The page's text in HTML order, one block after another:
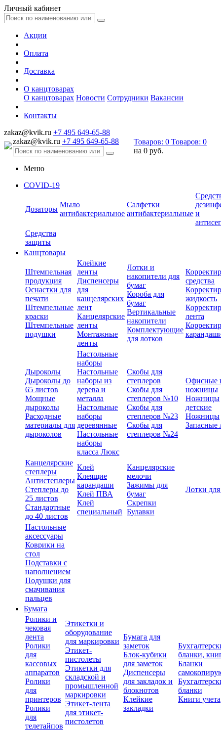
Личный кабинет
Акции
Оплата
Доставка
О канцтоварах
О канцтоварах Новости Сотрудники Вакансии
Контакты
zakaz@kvik.ru +7 495 649-65-88
zakaz@kvik.ru +7 495 649-65-88 Товаров: 0 Товаров: 0
на 0 руб.
Меню
COVID-19
Дозаторы
Мыло
антибактериальное
Салфетки
антибактериальные и
Средства
защиты
Канцтовары
Штемпельная
продукция
Оснастки для
печати
Штемпельные
краски
Штемпельные
подушки
Клейкие
ленты
Диспенсеры
для
канцелярских
лент
Канцелярские
ленты
Монтажные
ленты
Лотки и
накопители для
бумаг
Короба для
бумаг
Вертикальные
накопители
Комплектующие
для лотков
средства
жидкость
лента
Дыроколы
Дыроколы до
65 листов
Мощные
дыроколы
Расходные
материалы для
дыроколов
Настольные
наборы
Настольные
наборы из
дерева и
металла
Настольные
наборы
деревянные
Настольные
наборы
класса Люкс
Скобы для
степлеров
Скобы для
степлеров №10
Скобы для
степлеров №23
Скобы для
степлеров №24
Офисные
ножницы
Ножницы
детские
Ножницы
Запасные
Канцелярские
степлеры
Антистеплеры
Степлеры до
25 листов
Стандартные
до 40 листов
Клей
Клеящие
карандаши
Клей ПВА
Клей
специальный
Канцелярские
мелочи
Зажимы для
бумаг
Скрепки
Булавки
Лотки
Настольные
аксессуары
Коврики на
стол
Подставки с
наполнением
Подушки для
смачивания
пальцев
Бумага
Ролики и
чековая
лента
Ролики
для
кассовых
аппаратов
Ролики
для
принтеров
Ролики
для
телетайпов
Этикетки и
оборудование
для маркировки
Этикет-
пистолеты
Этикетки для
складской и
промышленной
маркировки
Этикет-лента
для этикет-
пистолетов
Бумага для
заметок
Блок-кубики
для заметок
Диспенсеры
для закладок и
блокнотов
Клейкие
закладки
бланки,
Бланки
бланки
Книги учета